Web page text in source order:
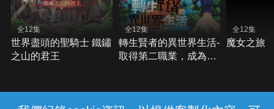
全12集
世界盡頭的聖騎士 鐵鏽
之山的君王
全12集
轉生賢者的異世界生活-
取得第二職業，成為世
全12集
魔女之旅